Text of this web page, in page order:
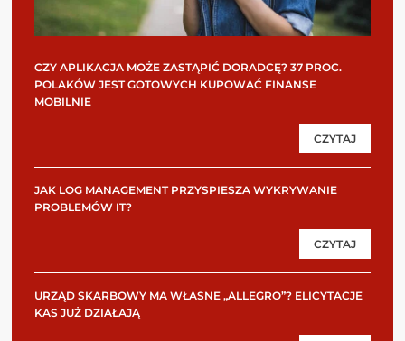
CZY APLIKACJA MOŻE ZASTĄPIĆ DORADCĘ? 37 PROC.
POLAKÓW JEST GOTOWYCH KUPOWAĆ FINANSE
MOBILNIE
CZYTAJ
JAK LOG MANAGEMENT PRZYSPIESZA WYKRYWANIE
PROBLEMÓW IT?
CZYTAJ
URZĄD SKARBOWY MA WŁASNE „ALLEGRO”? ELICYTACJE
KAS JUŻ DZIAŁAJĄ